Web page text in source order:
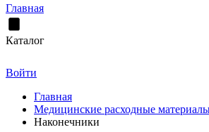
Главная
Каталог
Войти
Главная
Медицинские расходные
Наконечники